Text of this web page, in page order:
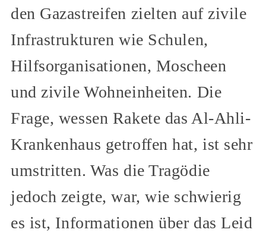
den Gazastreifen zielten auf zivile
Infrastrukturen wie Schulen,
Hilfsorganisationen, Moscheen
und zivile Wohneinheiten. Die
Frage, wessen Rakete das Al-Ahli-
Krankenhaus getroffen hat, ist sehr
umstritten. Was die Tragödie
jedoch zeigte, war, wie schwierig
es ist, Informationen über das Leid